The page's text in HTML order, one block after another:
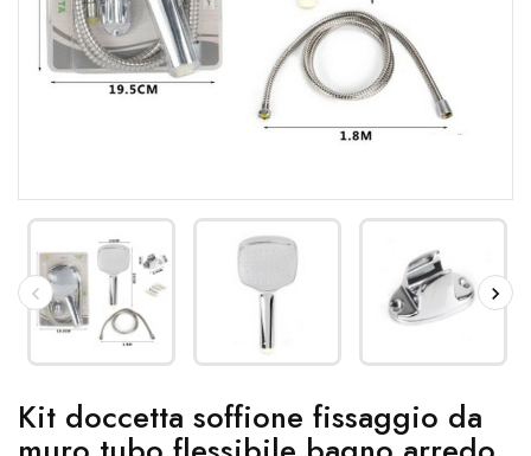
Kit doccetta soffione fissaggio da